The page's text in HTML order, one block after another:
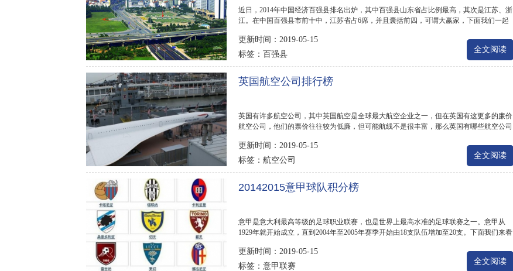
近日，2014年中国经济百强县排名出炉，其中百强县山东省占比例最高，其次是江苏、浙
江。在中国百强县市前十中，江苏省占6席，并且囊括前四，可谓大赢家，下面我们一起
更新时间：2019-05-15
标签： 百强县 全文阅读
英国航空公司排行榜
英国有许多航空公司，其中英国航空是全球最大航空企业之一，但在英国有这更多的廉价
航空公司，他们的票价往往较为低廉，但可能航线不是很丰富，那么英国有哪些航空公司
更新时间：2019-05-15
标签： 航空公司 全文阅读
20142015意甲球队积分榜
意甲是意大利最高等级的足球职业联赛，也是世界上最高水准的足球联赛之一。意甲从
1929年就开始成立，直到2004年至2005年赛季开始由18支队伍增加至20支。下面我们来看
更新时间：2019-05-15
标签： 意甲联赛 全文阅读